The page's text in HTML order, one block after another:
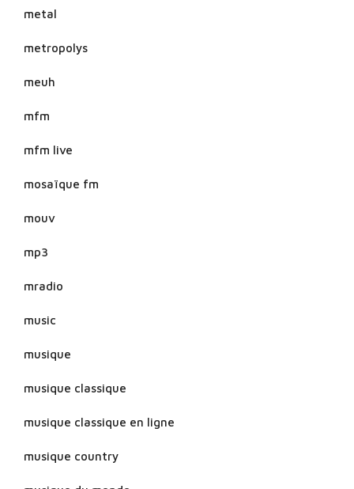
metal
metropolys
meuh
mfm
mfm live
mosaïque fm
mouv
mp3
mradio
music
musique
musique classique
musique classique en ligne
musique country